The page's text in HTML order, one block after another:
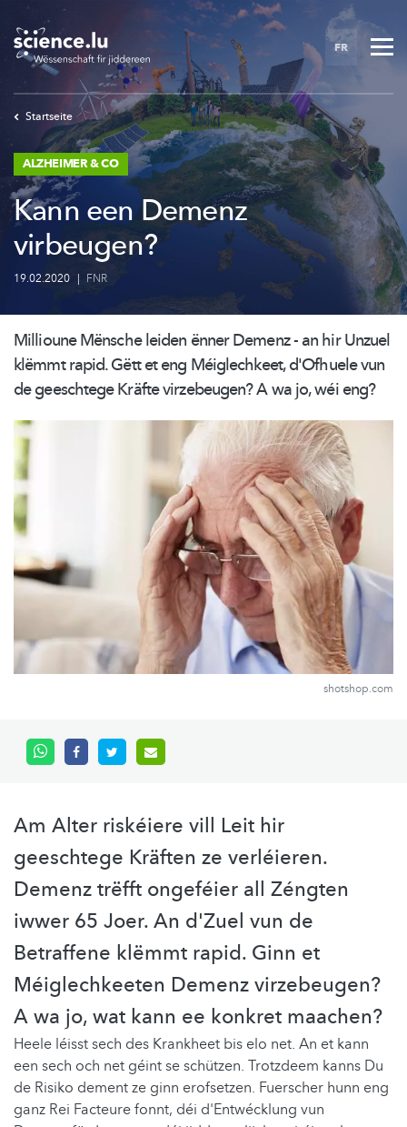
to
main
content
FR
Startseite
ALZHEIMER & CO
Kann een Demenz
virbeugen?
19.02.2020 | FNR
Millioune Mënsche leiden ënner Demenz - an hir Unzuel
klëmmt rapid. Gëtt et eng Méiglechkeet,d'Ofhuele vun
de geeschtege Kräfte virzebeugen? A wa jo, wéi eng?
shotshop.com
Am Alter riskéiere vill Leit hir
geeschtege Kräften ze verléieren.
Demenz trëfft ongeféier all Zéngten
iwwer 65 Joer. An d'Zuel vun de
Betraffene klëmmt rapid. Ginn et
Méiglechkeeten Demenz virzebeugen?
A wa jo, wat kann ee konkret maachen?
Heele léisst sech des Krankheet bis elo net. An et kann
een sech och net géint se schützen. Trotzdeem kanns Du
de Risiko dement ze ginn erofsetzen. Fuerscher hunn eng
ganz Rei Facteure fonnt, déi d'Entwécklung vun